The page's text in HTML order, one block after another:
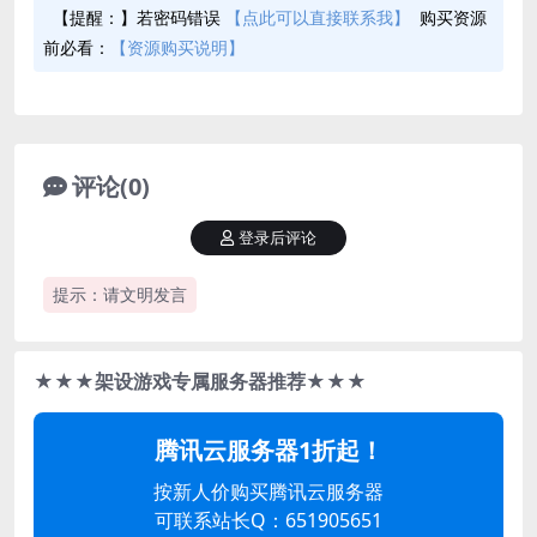
【提醒：】若密码错误
【点此可以直接联系我】
购买资源
前必看：
【资源购买说明】
评论(0)
提示：请文明发言
登录后评论
★★★架设游戏专属服务器推荐★★★
腾讯云服务器1折起！
按新人价购买腾讯云服务器
可联系站长Q：651905651